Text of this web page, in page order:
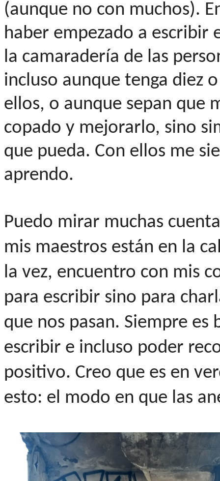
(aunque no con muchos).
haber empezado a escribir
la camaradería de las
incluso aunque tenga diez
ellos, o aunque sepan que
copado y mejorarlo, sino
que pueda. Con ellos me
aprendo.
Puedo mirar muchas
mis maestros están en la
la vez, encuentro con mis
para escribir sino para
que nos pasan. Siempre
escribir e incluso poder
positivo. Creo que es en
esto: el modo en que las